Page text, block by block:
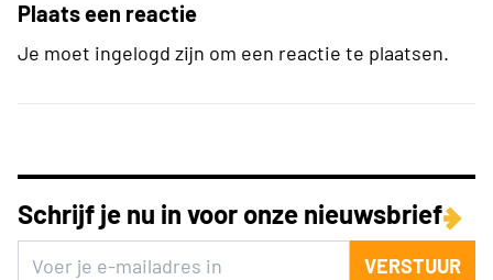
Plaats een reactie
Je moet ingelogd zijn om een reactie te plaatsen.
Schrijf je nu in voor onze nieuwsbrief
VERSTUUR